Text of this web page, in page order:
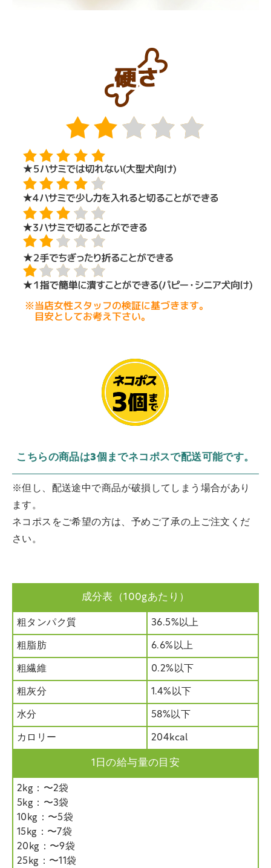
こちらの商品は3個までネコポスで配送可能です。
※但し、配送途中で商品が破損してしまう場合があり
ます。
ネコポスをご希望の方は、予めご了承の上ご注文くだ
さい。
成分表（100gあたり）
粗タンパク質 36.5%以上
粗脂肪 6.6%以上
粗繊維 0.2%以下
粗灰分 1.4%以下
水分 58%以下
カロリー 204kcal
1日の給与量の目安
2kg：〜2袋
5kg：〜3袋
10kg：〜5袋
15kg：〜7袋
20kg：〜9袋
25kg：〜11袋